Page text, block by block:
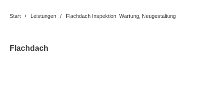
Sie befinden sich hier:
Start Leistungen Flachdach Inspektion, Wartung, Neugestaltung
Flachdach